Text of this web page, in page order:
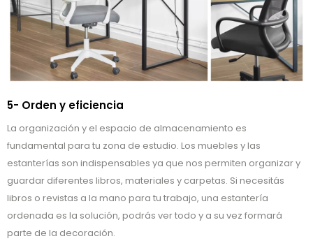
5- Orden y eficiencia
La organización y el espacio de almacenamiento es
fundamental para tu zona de estudio. Los muebles y las
estanterías son indispensables ya que nos permiten organizar y
guardar diferentes libros, materiales y carpetas. Si necesitás
libros o revistas a la mano para tu trabajo, una estantería
ordenada es la solución, podrás ver todo y a su vez formará
parte de la decoración.